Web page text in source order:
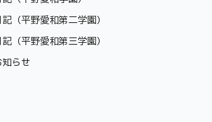
記（平野愛和第二学園）
記（平野愛和第三学園）
知らせ